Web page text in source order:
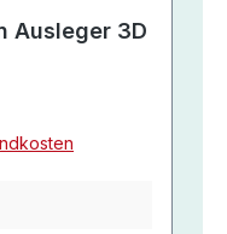
Ausleger 3D